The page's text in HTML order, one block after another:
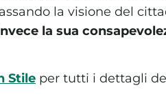
la visione del
la sua
Stile per tutti i dettagli